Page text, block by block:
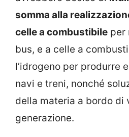
somma alla
celle a combustibile per
bus, e a celle a
l’idrogeno per produrre
navi e treni, nonché
della materia a bordo di
generazione.